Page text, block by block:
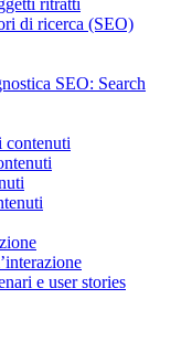
di ricerca (SEO)
SEO: Search
contenuti
e user stories